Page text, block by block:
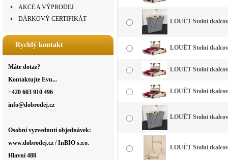
AKCE A VÝPRODEJ
DÁRKOVÝ CERTIFIKÁT
Rychlý kontakt
Máte dotaz?
Kontaktujte Evu...
+420 603 910 496
info@dobrodej.cz
Osobní vyzvednutí objednávek:
www.dobrodej.cz / InBIO s.r.o.
Hlavní 488
LOUËT Stolní
LOUËT Stolní
LOUËT Stolní
LOUËT Stolní
LOUËT Stolní
LOUËT Stolní